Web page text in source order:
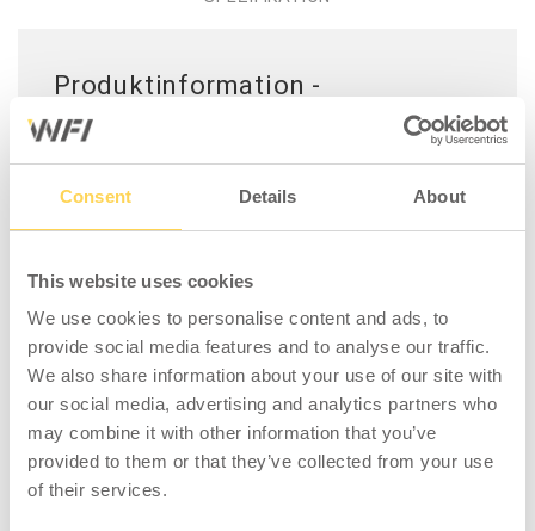
Consent Details About
This website uses cookies
We use cookies to personalise content and ads, to
provide social media features and to analyse our traffic.
We also share information about your use of our site with
our social media, advertising and analytics partners who
may combine it with other information that you’ve
provided to them or that they’ve collected from your use
of their services.
Produktinformation -
Steuerungseinheit 1 Motor 4500N
Kompakte Steuereinheit für eine Hubsäule.
Einfaches Design mit kleinem Einbaumaß
(246x66x39 mm), ausgestattet mit einem
programmierbarer Software.
Leistung: Max. Ausgangsleistung 32 V DC, 2,5
A
Spannung: 120-240 V Wechselstrom 50/60
Hz
Unterbrechung: 10-25%
Stromverbrauch: Standby: 0,1 W